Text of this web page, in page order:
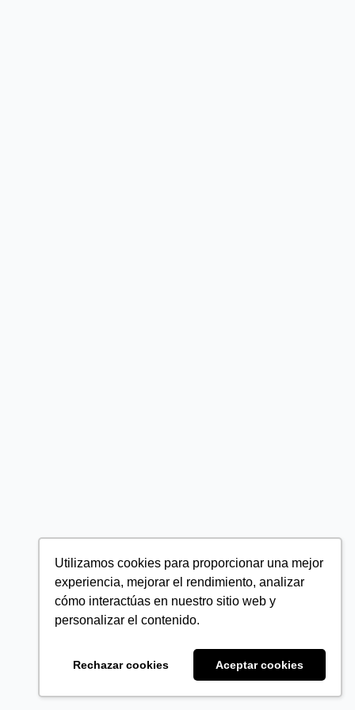
Utilizamos cookies para proporcionar una mejor
experiencia, mejorar el rendimiento, analizar
cómo interactúas en nuestro sitio web y
personalizar el contenido.
Rechazar cookies Aceptar cookies